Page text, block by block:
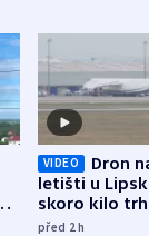
VIDEO
Dron
letišti u
skoro kilo
indicie
před 2h